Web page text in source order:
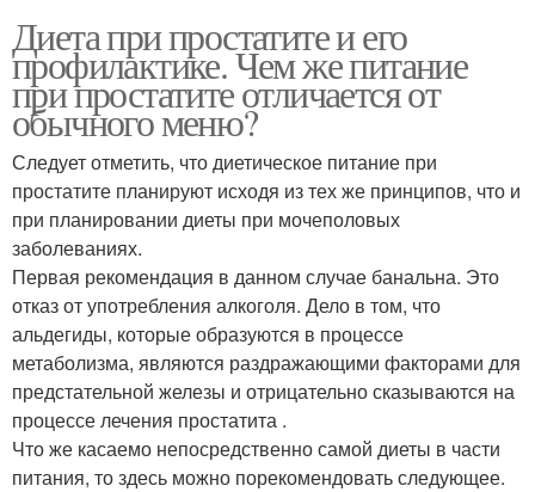
Диета при простатите и его
профилактике. Чем же питание
при простатите отличается от
обычного меню?
Следует отметить, что диетическое питание при
простатите планируют исходя из тех же принципов, что и
при планировании диеты при мочеполовых
заболеваниях.
Первая рекомендация в данном случае банальна. Это
отказ от употребления алкоголя. Дело в том, что
альдегиды, которые образуются в процессе
метаболизма, являются раздражающими факторами для
предстательной железы и отрицательно сказываются на
процессе лечения простатита .
Что же касаемо непосредственно самой диеты в части
питания, то здесь можно порекомендовать следующее.